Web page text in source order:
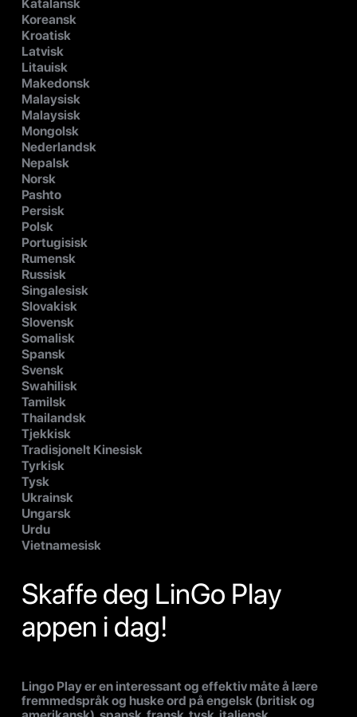
Katalansk
Koreansk
Kroatisk
Latvisk
Litauisk
Makedonsk
Malaysisk
Malaysisk
Mongolsk
Nederlandsk
Nepalsk
Norsk
Pashto
Persisk
Polsk
Portugisisk
Rumensk
Russisk
Singalesisk
Slovakisk
Slovensk
Somalisk
Spansk
Svensk
Swahilisk
Tamilsk
Thailandsk
Tjekkisk
Tradisjonelt Kinesisk
Tyrkisk
Tysk
Ukrainsk
Ungarsk
Urdu
Vietnamesisk
Skaffe deg LinGo Play
appen i dag!
Lingo Play er en interessant og effektiv måte å lære
fremmedspråk og huske ord på engelsk (britisk og